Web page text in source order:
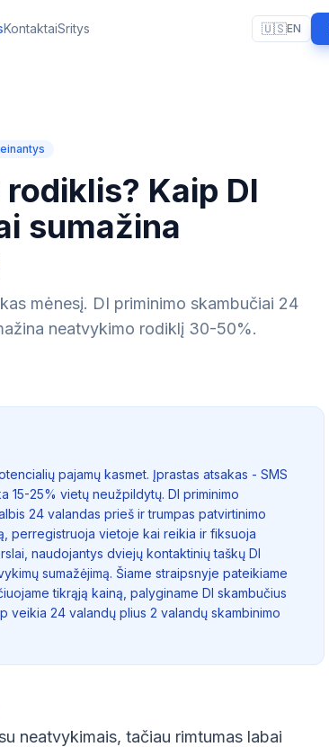
KontaktaiSritys 🇺🇸EN
Kaip DI
sumažina
mėnesį. DI priminimo skambučiai 24
neatvykimo rodiklį 30-50%.
pajamų kasmet. Įprastas atsakas - SMS
15-25% vietų neužpildytų. DI priminimo
24 valandas prieš ir trumpas patvirtinimo
perregistruoja vietoje kai reikia ir fiksuoja
naudojantys dviejų kontaktinių taškų DI
sumažėjimą. Šiame straipsnyje pateikiame
tikrąją kainą, palyginame DI skambučius
veikia 24 valandų plius 2 valandų skambinimo
neatvykimais, tačiau rimtumas labai